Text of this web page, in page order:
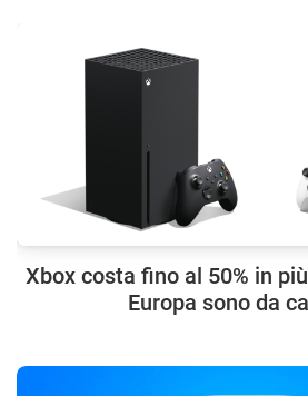
Xbox costa fino al 50% in
Europa sono da